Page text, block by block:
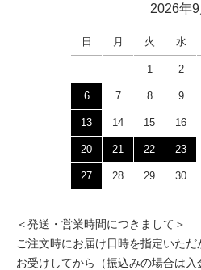
2026年9
日 月 火 水
1 2
6 7 8 9
13 14 15 16
20 21 22 23
27 28 29 30
＜発送・営業時間につきまして＞
ご注文時にお届け日時を指定いた
お受けしてから（振込みの場合は